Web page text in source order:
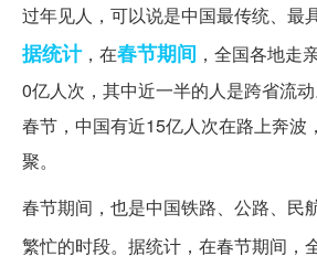
过年见人，可以说是中国最传统、最
据统计，在春节期间 ，全国各地走
0亿人次，其中近一半的人是跨省流
春节，中国有近15亿人次在路上奔波
聚。
春节期间，也是中国铁路、公路、民
繁忙的时段。据统计，在春节期间，